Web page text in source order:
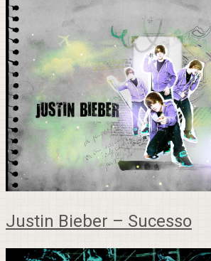
Justin Bieber – Sucesso